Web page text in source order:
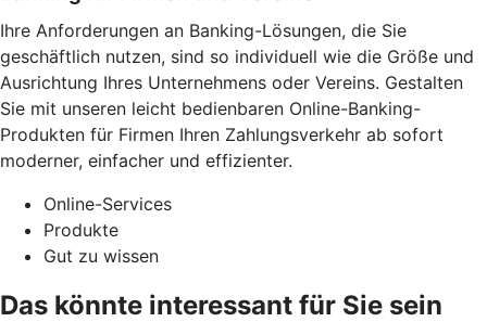
Ihre Anforderungen an Banking-Lösungen, die Sie
geschäftlich nutzen, sind so individuell wie die Größe und
Ausrichtung Ihres Unternehmens oder Vereins. Gestalten
Sie mit unseren leicht bedienbaren Online-Banking-
Produkten für Firmen Ihren Zahlungsverkehr ab sofort
moderner, einfacher und effizienter.
Online-Services
Produkte
Gut zu wissen
Das könnte interessant für Sie sein